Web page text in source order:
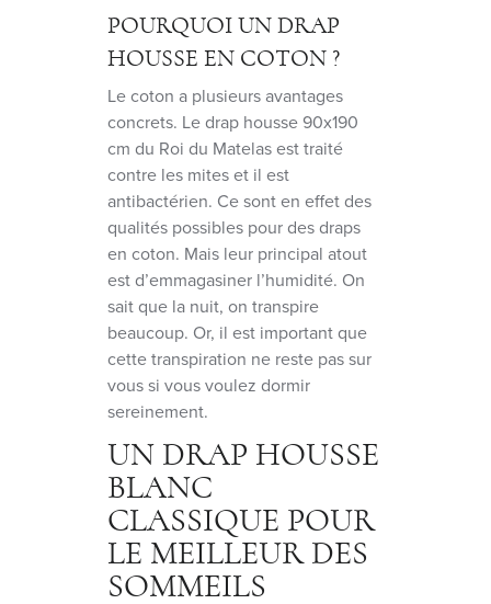
POURQUOI UN DRAP
HOUSSE EN COTON ?
Le coton a plusieurs avantages
concrets. Le drap housse 90x190
cm du Roi du Matelas est traité
contre les mites et il est
antibactérien. Ce sont en effet des
qualités possibles pour des draps
en coton. Mais leur principal atout
est d’emmagasiner l’humidité. On
sait que la nuit, on transpire
beaucoup. Or, il est important que
cette transpiration ne reste pas sur
vous si vous voulez dormir
sereinement.
UN DRAP HOUSSE
BLANC
CLASSIQUE POUR
LE MEILLEUR DES
SOMMEILS